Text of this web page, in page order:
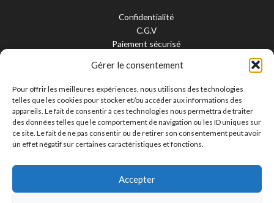
Gérer le consentement
Pour offrir les meilleures expériences, nous utilisons des technologies
telles que les cookies pour stocker et/ou accéder aux informations des
appareils. Le fait de consentir à ces technologies nous permettra de traiter
des données telles que le comportement de navigation ou les ID uniques sur
ce site. Le fait de ne pas consentir ou de retirer son consentement peut avoir
un effet négatif sur certaines caractéristiques et fonctions.
Accepter
Confidentialité
C.G.V
Paiement sécurisé
Livraison et retour
Mentions légales
Cookies
Contact
Paiement sécurisé